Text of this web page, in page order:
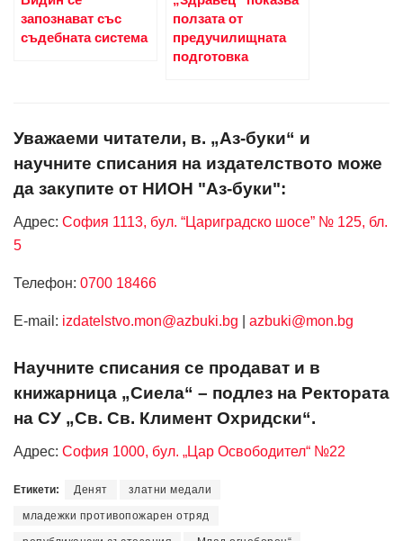
запознават със
съдебната система
ползата от
предучилищната
подготовка
Уважаеми читатели, в. „Аз-буки“ и
научните списания на издателството може
да закупите от НИОН "Аз-буки":
Адрес: София 1113, бул. “Цариградско шосе” № 125, бл.
5
Телефон: 0700 18466
Е-mail: izdatelstvo.mon@azbuki.bg azbuki@mon.bg
Научните списания се продават и в
книжарница „Сиела“ – подлез на Ректората
на СУ „Св. Св. Климент Охридски“.
Адрес: София 1000, бул. „Цар Освободител“ №22
Етикети: Денят златни медали
младежки противопожарен отряд